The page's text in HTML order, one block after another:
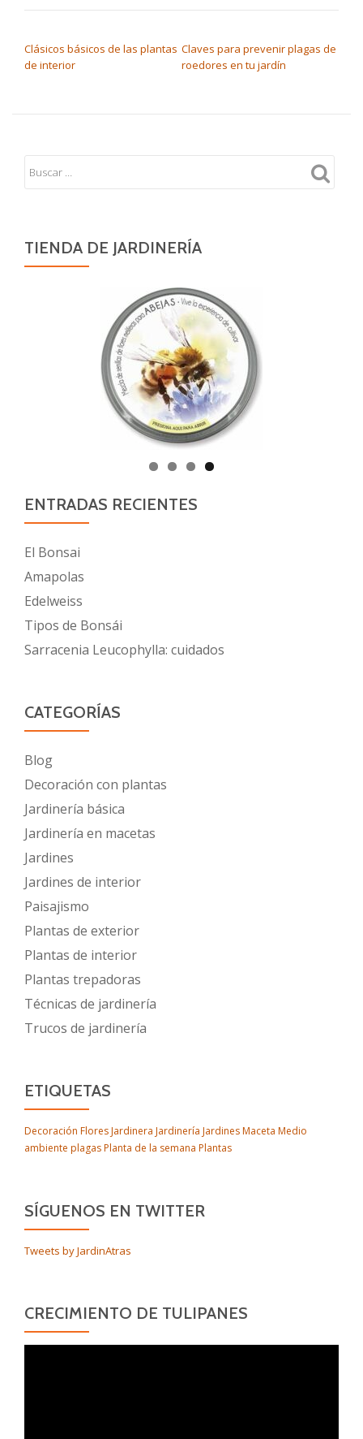
Clásicos básicos de las plantas
de interior
Claves para prevenir plagas de
roedores en tu jardín
TIENDA DE JARDINERÍA
ENTRADAS RECIENTES
El Bonsai
Amapolas
Edelweiss
Tipos de Bonsái
Sarracenia Leucophylla: cuidados
CATEGORÍAS
Blog
Decoración con plantas
Jardinería básica
Jardinería en macetas
Jardines
Jardines de interior
Paisajismo
Plantas de exterior
Plantas de interior
Plantas trepadoras
Técnicas de jardinería
Trucos de jardinería
ETIQUETAS
Decoración FloresJardinera Jardinería JardinesMaceta Medio
ambiente plagasPlanta de la semana Plantas
SÍGUENOS EN TWITTER
Tweets by JardinAtras
CRECIMIENTO DE TULIPANES